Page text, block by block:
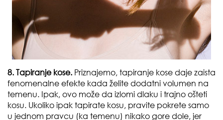
8. Tapiranje kose. Priznajemo, tapiranje kose daje zaista
fenomenalne efekte kada želite dodatni volumen na
temenu. Ipak, ovo može da izlomi dlaku i trajno ošteti
kosu. Ukoliko ipak tapirate kosu, pravite pokrete samo
u jednom pravcu (ka temenu) nikako gore dole, jer